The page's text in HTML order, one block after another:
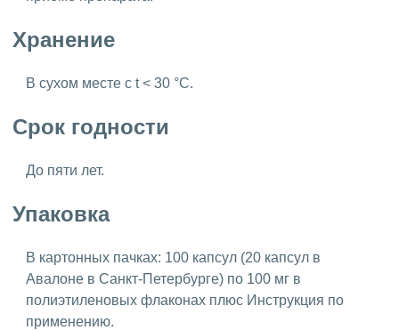
Хранение
В сухом месте с t < 30 °C.
Срок годности
До пяти лет.
Упаковка
В картонных пачках: 100 капсул (20 капсул в
Авалоне в Санкт-Петербурге) по 100 мг в
полиэтиленовых флаконах плюс Инструкция по
применению.